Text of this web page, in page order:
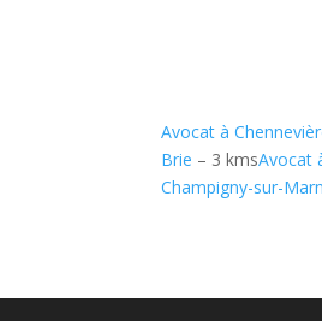
Avocat à
Brie – 3 kmsAvocat
Champigny-sur-